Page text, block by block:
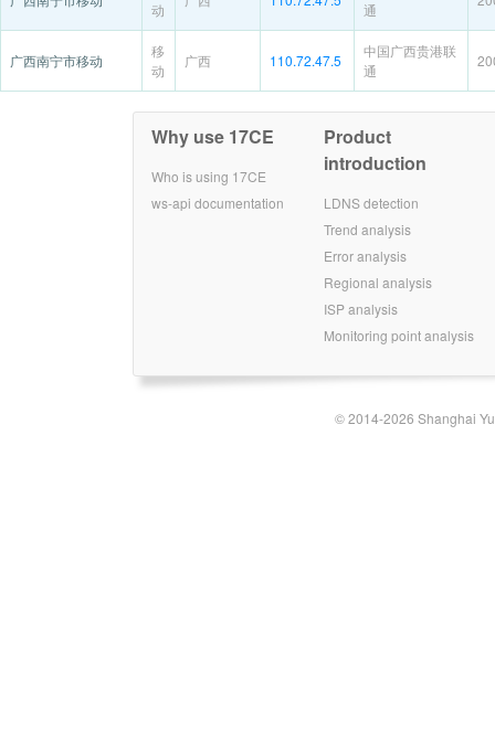
动 通
广西南宁市移动
移
动
广西 110.72.47.5
中国广西贵港联
通
Why use 17CE
Who is using 17CE
ws-api documentation
Product
introduction
LDNS detection
Trend analysis
Error analysis
Regional analysis
ISP analysis
Monitoring point analysis
© 2014-2026 Shanghai